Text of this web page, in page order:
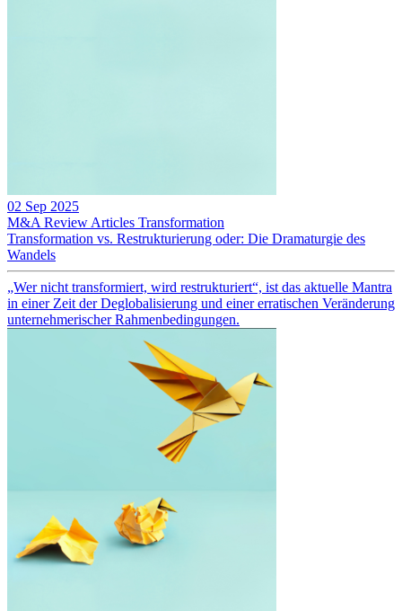
02 Sep 2025
M&A Review Articles Transformation
Transformation vs. Restrukturierung oder: Die Dramaturgie des
Wandels
„Wer nicht transformiert, wird restrukturiert“, ist das aktuelle Mantra
in einer Zeit der Deglobalisierung und einer erratischen Veränderung
unternehmerischer Rahmenbedingungen.